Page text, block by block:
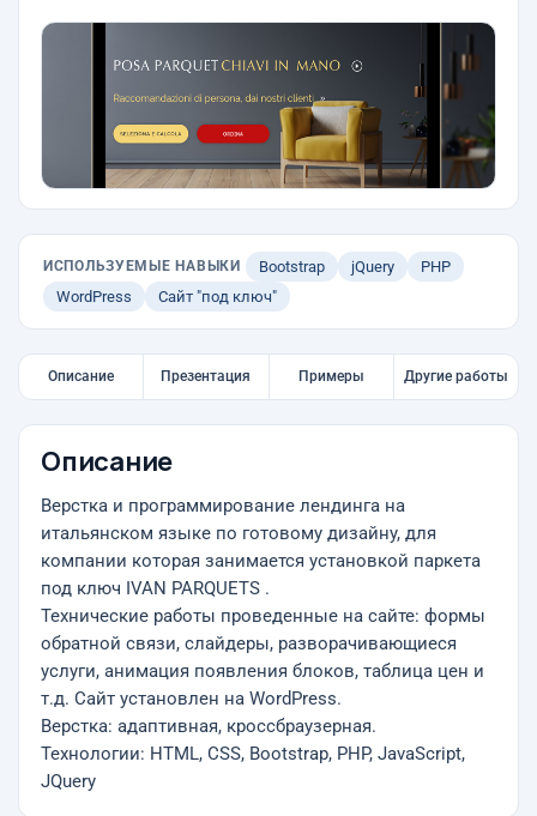
ИСПОЛЬЗУЕМЫЕ НАВЫКИ Bootstrap jQuery
PHP
WordPress
Сайт "под ключ"
Описание Презентация Примеры Другие работы
Описание
Верстка и программирование лендинга на
итальянском языке по готовому дизайну, для
компании которая занимается установкой паркета
под ключ IVAN PARQUETS .
Технические работы проведенные на сайте: формы
обратной связи, слайдеры, разворачивающиеся
услуги, анимация появления блоков, таблица цен и
т.д. Сайт установлен на WordPress.
Верстка: адаптивная, кроссбраузерная.
Технологии: HTML, CSS, Bootstrap, PHP, JavaScript,
JQuery